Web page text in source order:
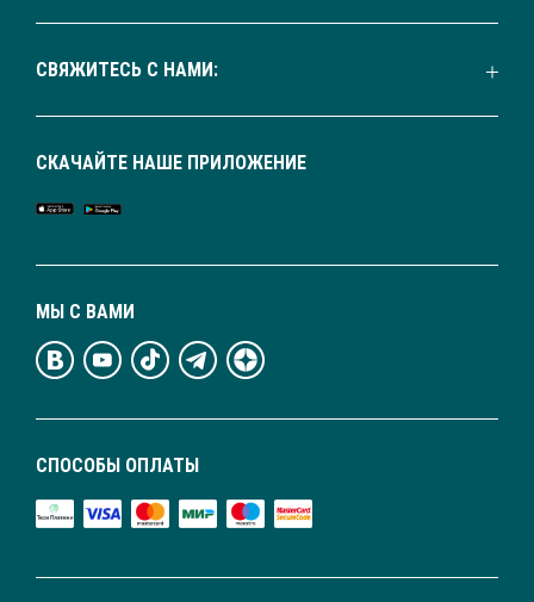
СВЯЖИТЕСЬ С НАМИ:
СПОСОБЫ ОПЛАТЫ
МЫ С ВАМИ
СКАЧАЙТЕ НАШЕ ПРИЛОЖЕНИЕ